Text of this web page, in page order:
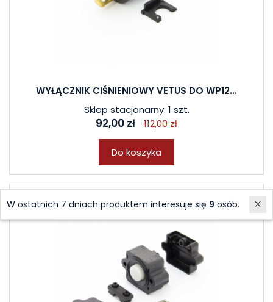
WYŁĄCZNIK CIŚNIENIOWY VETUS DO WP12...
Sklep stacjonarny: 1 szt.
92,00 zł 112,00 zł
Do koszyka
W ostatnich 7 dniach produktem interesuje się 9 osób.